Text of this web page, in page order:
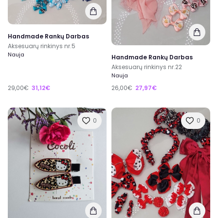
Handmade Rankų Darbas
Aksesuarų rinkinys nr.5
Nauja
29,00€ 31,12€
Handmade Rankų Darbas
Aksesuarų rinkinys nr.22
Nauja
26,00€ 27,97€
0 0